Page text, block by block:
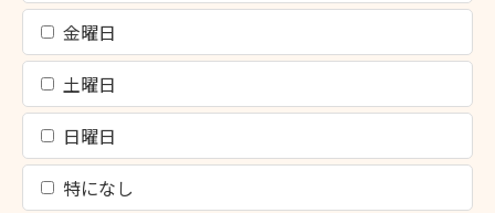
金曜日
土曜日
日曜日
特になし